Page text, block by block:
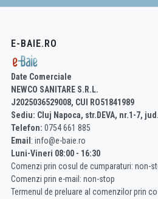
E-BAIE.RO
Date Comerciale
NEWCO SANITARE S.R.L.
J2025036529008, CUI RO51841989
Sediu: Cluj Napoca, str.DEVA, nr.1-7,
Telefon: 0754 661 885
Email : info@e-baie.ro
Luni-Vineri 08:00 - 16:30
Comenzi prin cosul de cumparaturi: non-
Comenzi prin e-mail: non-stop
Termenul de preluare al comenzilor prin